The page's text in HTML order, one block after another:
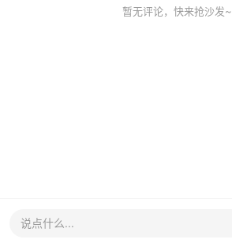
暂无评论，快来抢沙发~
说点什么...